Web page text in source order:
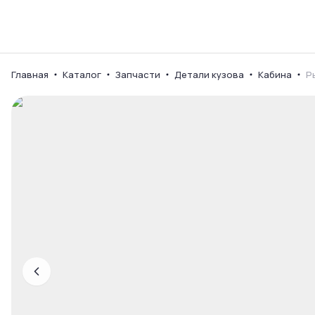
Главная
Каталог Запчасти Детали кузова Кабина